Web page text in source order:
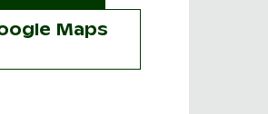
Maps